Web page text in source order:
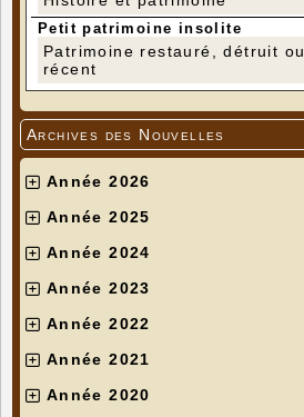
Petit patrimoine insolite
Patrimoine restauré, détruit ou
récent
Archives des Nouvelles
Année 2026
Année 2025
Année 2024
Année 2023
Année 2022
Année 2021
Année 2020